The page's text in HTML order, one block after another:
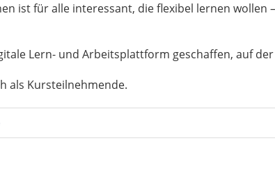
ist für alle interessant, die flexibel lernen wollen
Lern- und Arbeitsplattform geschaffen, auf
als Kursteilnehmende.